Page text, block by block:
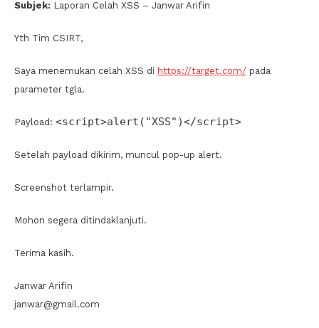
Subjek: Laporan Celah XSS – Janwar Arifin
Yth Tim CSIRT,
Saya menemukan celah XSS di https://target.com/ pada
parameter tgla.
Payload: <script>alert("XSS")</script>
Setelah payload dikirim, muncul pop-up alert.
Screenshot terlampir.
Mohon segera ditindaklanjuti.
Terima kasih.
Janwar Arifin
janwar@gmail.com